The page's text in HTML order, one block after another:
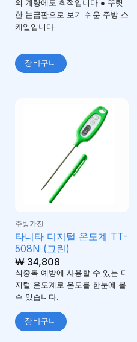
의 계량에도 최적입니다 ● 뚜렷
한 눈금판으로 보기 쉬운 주방 스
케일입니다
장바구니
주방가전
타니타 디지털 온도계 TT-
508N (그린)
₩34,808
식중독 예방에 사용할 수 있는 디
지털 온도계로 온도를 한눈에 볼
수 있습니다.
장바구니